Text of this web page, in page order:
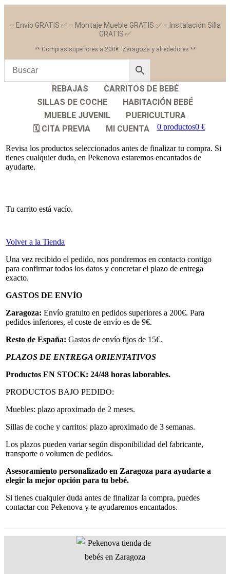
– Envío GRATIS ✅ – Montaje Mueble GRATIS ✅ – Instalación Silla
GRATIS ✅
** Compras superiores a 200€. Zaragoza y alrededores **
REBAJAS
CARRITOS DE BEBÉ
SILLAS DE COCHE
HABITACIÓN BEBÉ
MUEBLE JUVENIL
PUERICULTURA
🗓️ CITA PREVIA
MI CUENTA 0 productos0 €
Revisa los productos seleccionados antes de finalizar tu compra. Si
tienes cualquier duda, en Pekenova estaremos encantados de
ayudarte.
Tu carrito está vacío.
Volver a la Tienda
Una vez recibido el pedido, nos pondremos en contacto contigo
para confirmar todos los datos y concretar el plazo de entrega
exacto.
GASTOS DE ENVÍO
Zaragoza: Envío gratuito en pedidos superiores a 200€. Para
pedidos inferiores, el coste de envío es de 9€.
Resto de España: Gastos de envío fijos de 15€.
PLAZOS DE ENTREGA ORIENTATIVOS
Productos EN STOCK: 24/48 horas laborables.
PRODUCTOS BAJO PEDIDO:
Muebles: plazo aproximado de 2 meses.
Sillas de coche y carritos: plazo aproximado de 3 semanas.
Los plazos pueden variar según disponibilidad del fabricante,
transporte o volumen de pedidos.
Asesoramiento personalizado en Zaragoza para ayudarte a
elegir la mejor opción para tu bebé.
Si tienes cualquier duda antes de finalizar la compra, puedes
contactar con Pekenova y te ayudaremos encantados.